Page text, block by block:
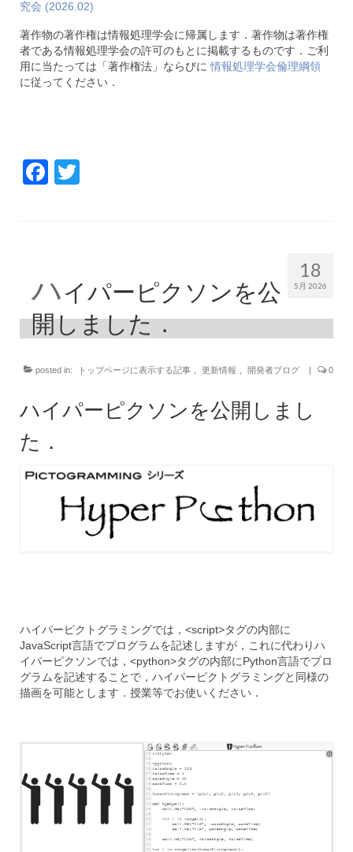
究会 (2026.02)
著作物の著作権は情報処理学会に帰属します．著作物は著作権
者である情報処理学会の許可のもとに掲載するものです．ご利
用に当たっては「著作権法」ならびに 情報処理学会倫理綱領
に従ってください．
Facebook
18
5月 2026
ハイパーピクソンを公
開しました．
posted in: トップページに表示する記事 更新情報 開発者ブログ | 0
ハイパーピクソンを公開しまし
た．
ハイパーピクトグラミングでは，<script>タグの内部に
JavaScript言語でプログラムを記述しますが，これに代わりハ
イパーピクソンでは，<python>タグの内部にPython言語でプロ
グラムを記述することで，ハイパーピクトグラミングと同様の
描画を可能とします．授業等でお使いください．